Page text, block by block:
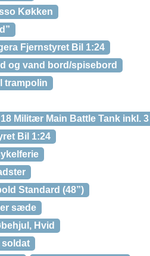
Køkken
Fjernstyret Bil 1:24
og vand bord/spisebord
trampolin
Militær Main Battle Tank inkl.
Bil 1:24
Standard (48”)
sæde
Hvid
soldat